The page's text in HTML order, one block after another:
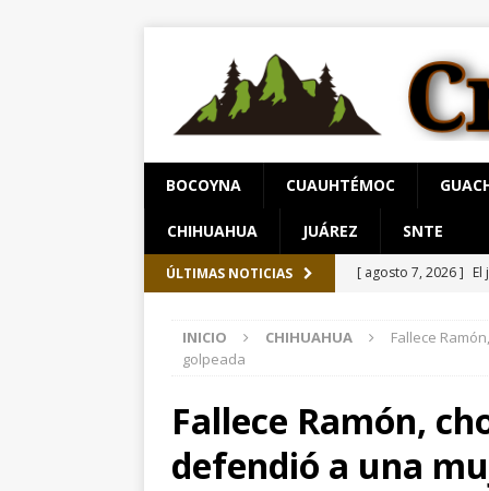
BOCOYNA CUAUHTÉMOC
CHIHUAHUA JUÁREZ SNTE
ÚLTIMAS NOTICIAS [ agosto 7, 2026 ] El
Chihuahua
Gobierno financie
[ agosto 8, 2026 ]
INICIO CHIHUAHUA
Fallece
golpeada
Fallece Ramón,
defendió a una